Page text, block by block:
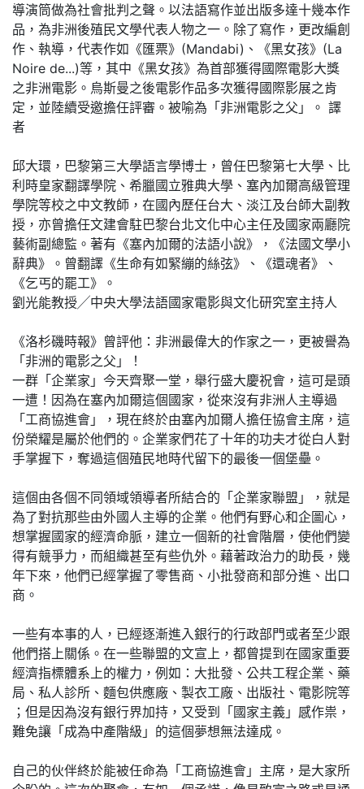
導演筒做為社會批判之聲。以法語寫作並出版多達十幾本作
品，為非洲後殖民文學代表人物之一。除了寫作，更改編創
作、執導，代表作如《匯票》(Mandabi)、《黑女孩》(La
Noire de...)等，其中《黑女孩》為首部獲得國際電影大獎
之非洲電影。烏斯曼之後電影作品多次獲得國際影展之肯
定，並陸續受邀擔任評審。被喻為「非洲電影之父」。 譯
者
邱大環，巴黎第三大學語言學博士，曾任巴黎第七大學、比
利時皇家翻譯學院、希臘國立雅典大學、塞內加爾高級管理
學院等校之中文教師，在國內歷任台大、淡江及台師大副教
授，亦曾擔任文建會駐巴黎台北文化中心主任及國家兩廳院
藝術副總監。著有《塞內加爾的法語小說》，《法國文學小
辭典》。曾翻譯《生命有如緊繃的絲弦》、《還魂者》、
《乞丐的罷工》。
劉光能教授╱中央大學法語國家電影與文化研究室主持人
《洛杉磯時報》曾評他：非洲最偉大的作家之一，更被譽為
「非洲的電影之父」！
一群「企業家」今天齊聚一堂，舉行盛大慶祝會，這可是頭
一遭！因為在塞內加爾這個國家，從來沒有非洲人主導過
「工商協進會」，現在終於由塞內加爾人擔任協會主席，這
份榮耀是屬於他們的。企業家們花了十年的功夫才從白人對
手掌握下，奪過這個殖民地時代留下的最後一個堡壘。
這個由各個不同領域領導者所結合的「企業家聯盟」，就是
為了對抗那些由外國人主導的企業。他們有野心和企圖心，
想掌握國家的經濟命脈，建立一個新的社會階層，使他們變
得有競爭力，而組織甚至有些仇外。藉著政治力的助長，幾
年下來，他們已經掌握了零售商、小批發商和部分進、出口
商。
一些有本事的人，已經逐漸進入銀行的行政部門或者至少跟
他們搭上關係。在一些聯盟的文宣上，都曾提到在國家重要
經濟指標體系上的權力，例如：大批發、公共工程企業、藥
局、私人診所、麵包供應廠、製衣工廠、出版社、電影院等
；但是因為沒有銀行界加持，又受到「國家主義」感作祟，
難免讓「成為中產階級」的這個夢想無法達成。
自己的伙伴終於能被任命為「工商協進會」主席，是大家所